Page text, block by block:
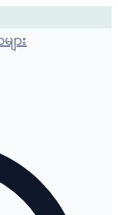
ား